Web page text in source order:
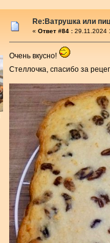
Re:Ватрушка или
« Ответ #84 : 29.11.2024
Очень вкусно!
Стеллочка, спасибо за